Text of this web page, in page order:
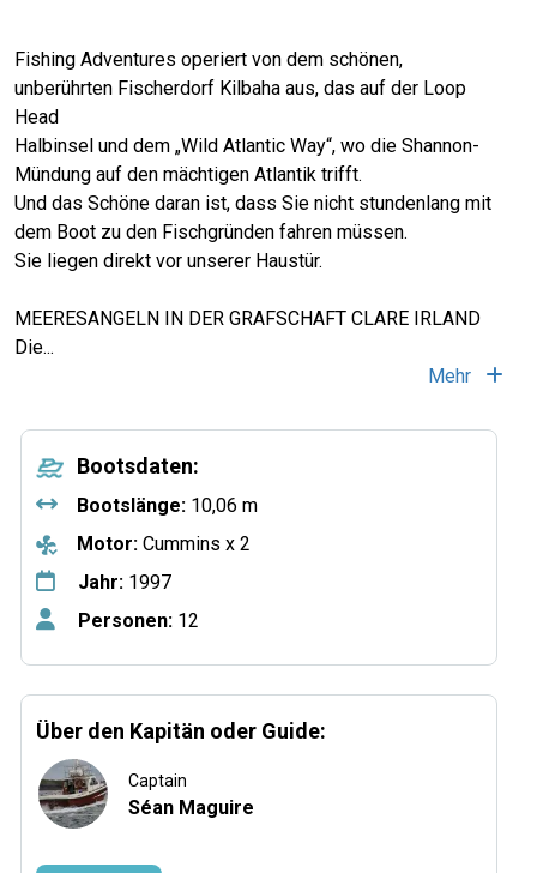
Fishing Adventures operiert von dem schönen,
unberührten Fischerdorf Kilbaha aus, das auf der Loop
Head
Halbinsel und dem „Wild Atlantic Way“, wo die Shannon-
Mündung auf den mächtigen Atlantik trifft.
Und das Schöne daran ist, dass Sie nicht stundenlang mit
dem Boot zu den Fischgründen fahren müssen.
Sie liegen direkt vor unserer Haustür.
MEERESANGELN IN DER GRAFSCHAFT CLARE IRLAND
Die...
Mehr
Bootsdaten:
Bootslänge: 10,06 m
Motor: Cummins x 2
Jahr: 1997
Personen: 12
Über den Kapitän oder Guide:
Captain
Séan Maguire